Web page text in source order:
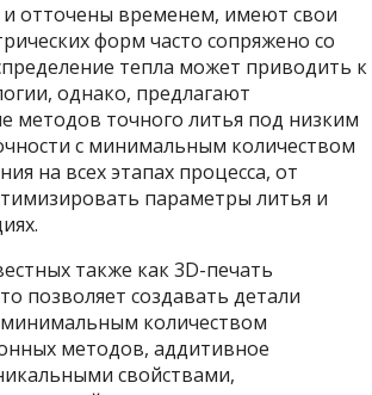
отточены временем, имеют свои
форм часто сопряжено со
тепла может приводить к
однако, предлагают
методов точного литья под низким
с минимальным количеством
на всех этапах процесса, от
параметры литья и
также как 3D-печать
позволяет создавать детали
количеством
методов, аддитивное
свойствами,